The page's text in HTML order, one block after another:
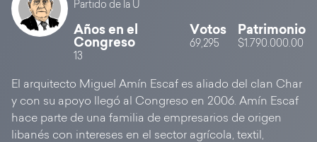
Partido de la U
Años en el
Congreso
13
Votos
69,295
Patrimonio
$1.790.000.00
El arquitecto Miguel Amín Escaf es aliado del clan Char
y con su apoyo llegó al Congreso en 2006. Amín Escaf
hace parte de una familia de empresarios de origen
libanés con intereses en el sector agrícola, textil,